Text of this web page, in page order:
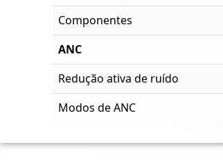
Componentes
ANC
Redução ativa de ruído
Modos de ANC